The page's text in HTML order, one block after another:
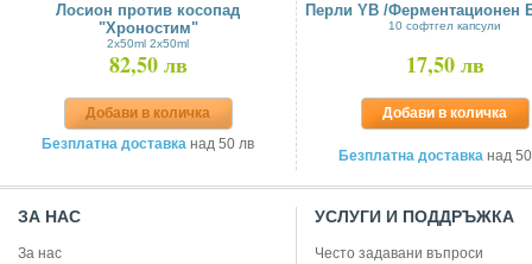
Лосион против косопад
"Хроностим"
2x50ml 2x50ml
82,50 лв
Добави в количка
Безплатна доставка над 50 лв
Перли YB /Ферментационен
10 софтгел капсули
17,50 лв
Добави в количка
Безплатна доставка над
ЗА НАС
За нас
УСЛУГИ И ПОДДРЪЖКА
Често задавани въпроси